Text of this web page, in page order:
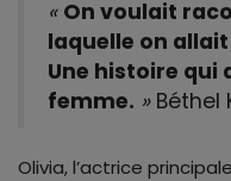
« On voulait
laquelle on
Une histoire qui
femme. » Béthel
Olivia, l’actrice